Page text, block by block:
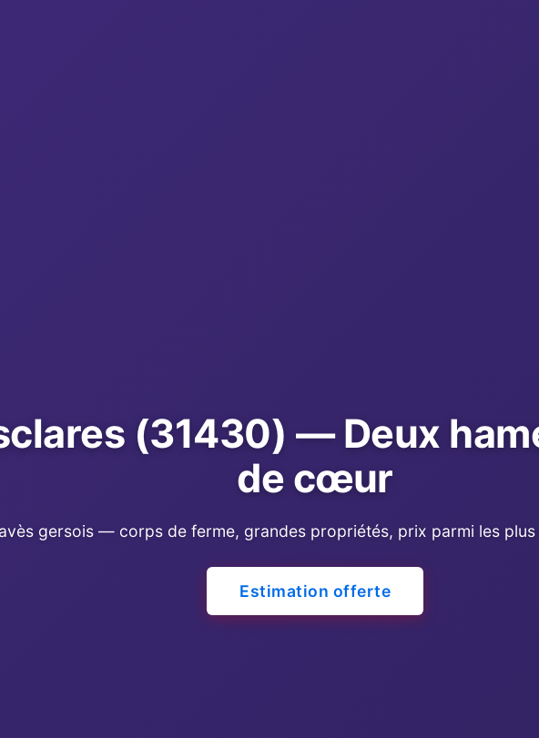
(31430) — Deux
de cœur
gersois — corps de ferme, grandes propriétés, prix parmi les
Estimation offerte